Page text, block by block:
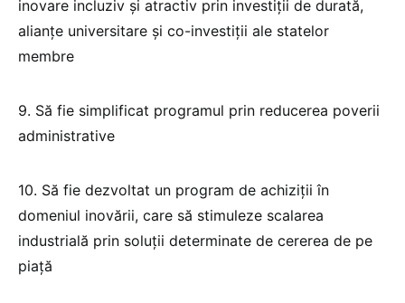
inovare incluziv și atractiv prin investiții de durată,
alianțe universitare și co-investiții ale statelor
membre
9. Să fie simplificat programul prin reducerea poverii
administrative
10. Să fie dezvoltat un program de achiziții în
domeniul inovării, care să stimuleze scalarea
industrială prin soluții determinate de cererea de pe
piață